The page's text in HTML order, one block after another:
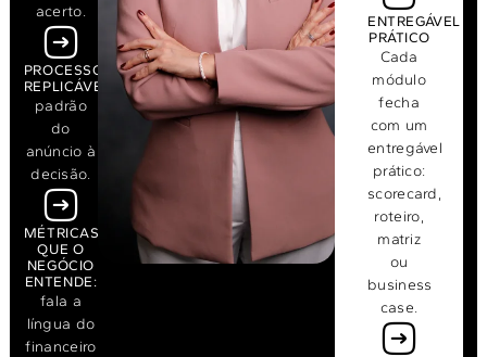
acerto.
PROCESSO
REPLICÁVEL:
padrão
do
anúncio à
decisão.
MÉTRICAS
QUE O
NEGÓCIO
ENTENDE:
fala a
língua do
financeiro
ENTREGÁVEL
PRÁTICO
Cada
módulo
fecha
com um
entregável
prático:
scorecard,
roteiro,
matriz
ou
business
case.